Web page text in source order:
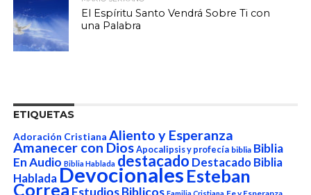
El Espíritu Santo Vendrá Sobre Ti con
una Palabra
ETIQUETAS
Adoración Cristiana Aliento y Esperanza
Amanecer con Dios Apocalipsis y profecía biblia Biblia
En Audio Biblia Hablada destacado Destacado Biblia
HabladaDevocionalesEsteban
Correa Estudios Biblicos